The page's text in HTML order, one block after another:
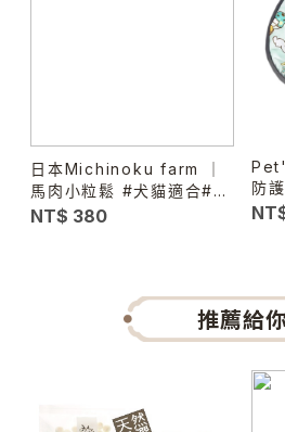
日本Michinoku farm ｜
馬肉小粒鬆 #犬貓適合#幼
犬老犬
NT$ 380
防
推薦給